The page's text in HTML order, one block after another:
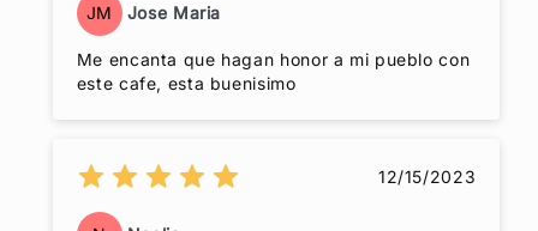
JM Jose Maria
Me encanta que hagan honor a mi pueblo con
este cafe, esta buenisimo
12/15/2023